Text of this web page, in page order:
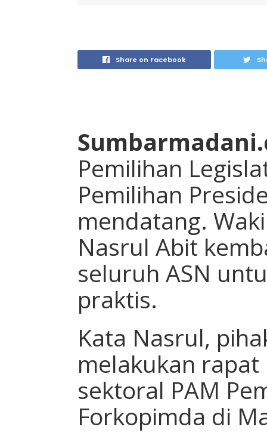
Share on Facebook
Pemilihan
Pemilihan
mendatang.
Nasrul Abit
seluruh ASN
praktis.
Kata Nasrul,
melakukan
sektoral PAM
Forkopimda di